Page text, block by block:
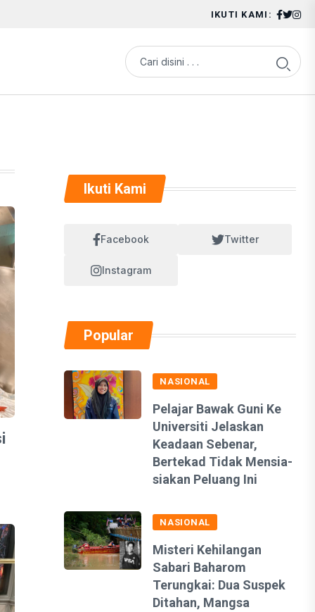
IKUTI KAMI:
Ikuti Kami
Facebook Twitter
Instagram
Popular
NASIONAL
Pelajar Bawak Guni Ke
Universiti Jelaskan
Keadaan Sebenar,
Bertekad Tidak Mensia-
siakan Peluang Ini
NASIONAL
Misteri Kehilangan
Sabari Baharom
Terungkai: Dua Suspek
Ditahan, Mangsa